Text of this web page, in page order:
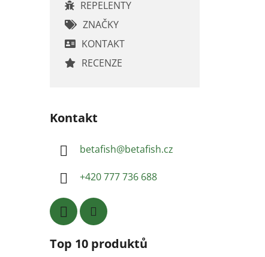
REPELENTY
ZNAČKY
KONTAKT
RECENZE
Kontakt
betafish@betafish.cz
+420 777 736 688
Top 10 produktů